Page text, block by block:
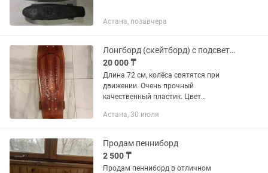
Астана, позавчера
Лонгборд (скейтборд) с подсветкой и сумкой
20 000 ₸
Длина 72 см, колёса святятся при
движении. Очень прочный
качественный пластик. Цвет
красный). В комплекте с новой
Астана, 30 июля
Продам пенниборд
2 500 ₸
Продам пенниборд в отличном